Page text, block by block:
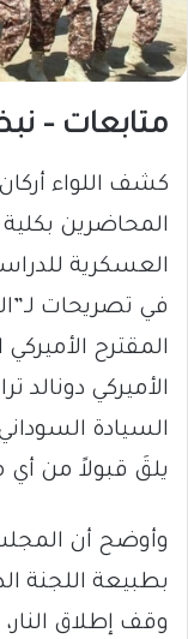
متابعات –
كشف اللواء
المحاضرين بكلية
العسكرية
في تصريحات
المقترح
الأميركي
السيادة
يلقَ قبولاً من
وأوضح أن
بطبيعة اللجنة
وقف إطلاق